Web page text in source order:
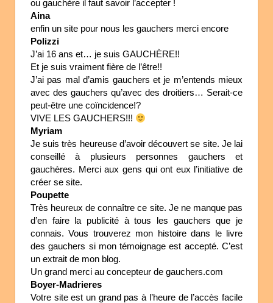
ou gauchère il faut savoir l’accepter !
Aina
enfin un site pour nous les gauchers merci encore
Polizzi
J’ai 16 ans et… je suis GAUCHÈRE!!
Et je suis vraiment fière de l’être!!
J’ai pas mal d’amis gauchers et je m’entends mieux
avec des gauchers qu’avec des droitiers… Serait-ce
peut-être une coïncidence!?
VIVE LES GAUCHERS!!!
Myriam
Je suis très heureuse d’avoir découvert se site. Je lai
conseillé à plusieurs personnes gauchers et
gauchères. Merci aux gens qui ont eux l’initiative de
créer se site.
Poupette
Très heureux de connaître ce site. Je ne manque pas
d’en faire la publicité à tous les gauchers que je
connais. Vous trouverez mon histoire dans le livre
des gauchers si mon témoignage est accepté. C’est
un extrait de mon blog.
Un grand merci au concepteur de gauchers.com
Boyer-Madrieres
Votre site est un grand pas à l’heure de l’accès facile